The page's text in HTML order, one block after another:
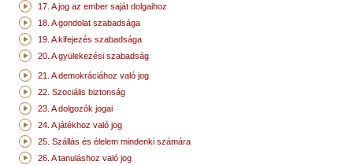
17. A jog az ember saját dolgaihoz
18. A gondolat szabadsága
19. A kifejezés szabadsága
20. A gyülekezési szabadság
21. A demokráciához való jog
22. Szociális biztonság
23. A dolgozók jogai
24. A játékhoz való jog
25. Szállás és élelem mindenki számára
26. A tanuláshoz való jog